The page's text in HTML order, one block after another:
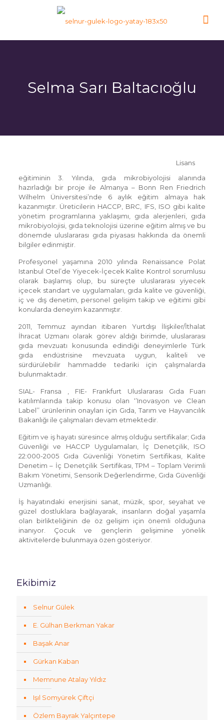
Selma Sarı Baltacıoğlu
Lisans
eğitiminin 3. Yılında, gıda mikrobiyolojisi alanında
hazırladığı bir proje ile Almanya – Bonn Ren Friedrich
Wilhelm Üniversitesi’nde 6 aylık eğitim almaya hak
kazanmıştır. Üreticilerin HACCP, BRC, IFS, ISO gibi kalite
yönetim programlarına yaklaşımı, gıda alerjenleri, gıda
mikrobiyolojisi, gıda teknolojisi üzerine eğitim almış ve bu
dönemde uluslararası gıda piyasası hakkında da önemli
bilgiler edinmiştir.
Profesyonel yaşamına 2010 yılında Renaissance Polat
Istanbul Otel’de Yiyecek-İçecek Kalite Kontrol sorumlusu
olarak başlamış olup, bu süreçte uluslararası yiyecek
içecek standart ve uygulamaları, gıda kalite ve güvenliği,
iç ve dış denetim, personel gelişim takip ve eğitimi gibi
konularda deneyim kazanmıştır.
2011, Temmuz ayından itibaren Yurtdışı İlişkiler/İthalat
İhracat Uzmanı olarak görev aldığı birimde, uluslararası
gıda mevzuatı konusunda edindiği deneyimlerle Türk
gıda endüstrisine mevzuata uygun, kaliteli ve
sürdürülebilir hammadde tedariki için çalışmalarda
bulunmaktadır.
SIAL- Fransa , FIE- Frankfurt Uluslararası Gıda Fuarı
katılımlarında takip konusu olan ‘’Inovasyon ve Clean
Label’’ ürünlerinin onayları için Gıda, Tarım ve Hayvancılık
Bakanlığı ile çalışmaları devam etmektedir.
Eğitim ve iş hayatı süresince almış olduğu sertifikalar; Gıda
Güvenliği ve HACCP Uygulamaları, İç Denetçilik, ISO
22:000-2005 Gıda Güvenliği Yönetim Sertifikası, Kalite
Denetim – İç Denetçilik Sertifikası, TPM – Toplam Verimli
Bakım Yönetimi, Sensorik Değerlendirme, Gıda Güvenliği
Uzmanlığı.
İş hayatındaki enerjisini sanat, müzik, spor, seyahat ve
güzel dostluklara bağlayarak, insanların doğal yaşamla
olan birlikteliğinin de öz gelişim için önemli olduğuna
inanıyor. Çocuk ve gençlerin gelişimine yönelik
aktivitelerde bulunmaya özen gösteriyor.
Ekibimiz
Selnur Gülek
E. Gülhan Berkman Yakar
Başak Anar
Gürkan Kaban
Memnune Atalay Yıldız
Işıl Somyürek Çiftçi
Özlem Bayrak Yalçıntepe